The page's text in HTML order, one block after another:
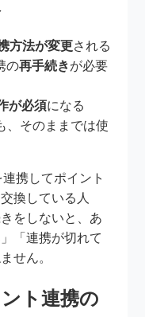
方法が変更される
の再手続きが必要
が必須になる
、そのままでは使
携してポイント
換している人
をしないと、あ
「連携が切れて
せん。
ト連携の